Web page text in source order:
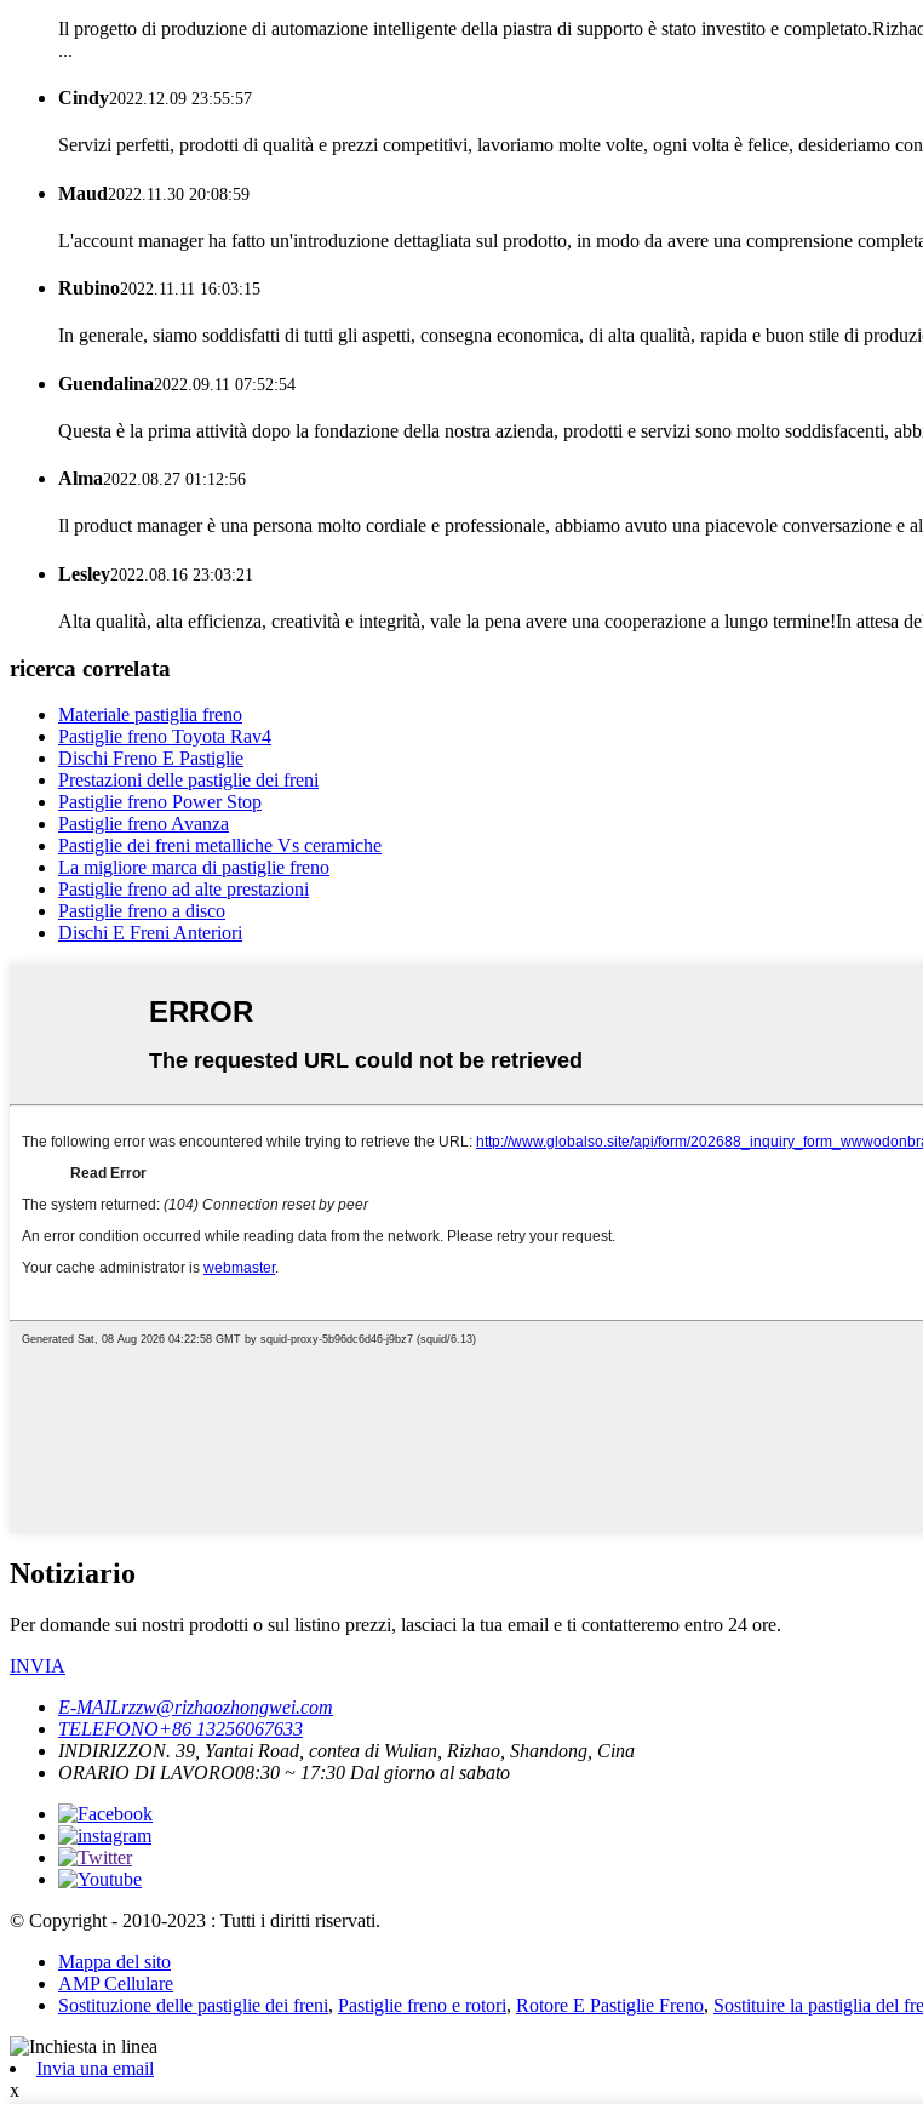
Il progetto di produzione di automazione intelligente della piastra di supporto è stato investito e
...
Cindy2022.12.09 23:55:57
Servizi perfetti, prodotti di qualità e prezzi competitivi, lavoriamo molte volte, ogni volta è felice, desideriamo
Maud2022.11.30 20:08:59
L'account manager ha fatto un'introduzione dettagliata sul prodotto, in modo da avere una comprensione
Rubino2022.11.11 16:03:15
In generale, siamo soddisfatti di tutti gli aspetti, consegna economica, di alta qualità, rapida e buon stile di
Guendalina2022.09.11 07:52:54
Questa è la prima attività dopo la fondazione della nostra azienda, prodotti e servizi sono molto soddisfacenti,
Alma2022.08.27 01:12:56
Il product manager è una persona molto cordiale e professionale, abbiamo avuto una piacevole conversazione e
Lesley2022.08.16 23:03:21
Alta qualità, alta efficienza, creatività e integrità, vale la pena avere una cooperazione a lungo termine!In attesa
ricerca correlata
Materiale pastiglia freno
Pastiglie freno Toyota Rav4
Dischi Freno E Pastiglie
Prestazioni delle pastiglie dei freni
Pastiglie freno Power Stop
Pastiglie freno Avanza
Pastiglie dei freni metalliche Vs ceramiche
La migliore marca di pastiglie freno
Pastiglie freno ad alte prestazioni
Pastiglie freno a disco
Dischi E Freni Anteriori
Notiziario
Per domande sui nostri prodotti o sul listino prezzi, lasciaci la tua email e ti contatteremo entro 24 ore.
INVIA
E-MAILrzzw@rizhaozhongwei.com
TELEFONO+86 13256067633
INDIRIZZON. 39, Yantai Road, contea di Wulian, Rizhao, Shandong, Cina
ORARIO DI LAVORO08:30 ~ 17:30 Dal giorno al sabato
© Copyright - 2010-2023 : Tutti i diritti riservati.
Mappa del sito
AMP Cellulare
Sostituzione delle pastiglie dei freni, Pastiglie freno e rotori, Rotore E Pastiglie Freno, Sostituire la pastiglia del
Invia una email
x